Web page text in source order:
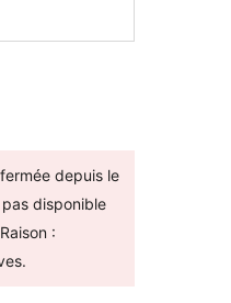
depuis le
disponible
: